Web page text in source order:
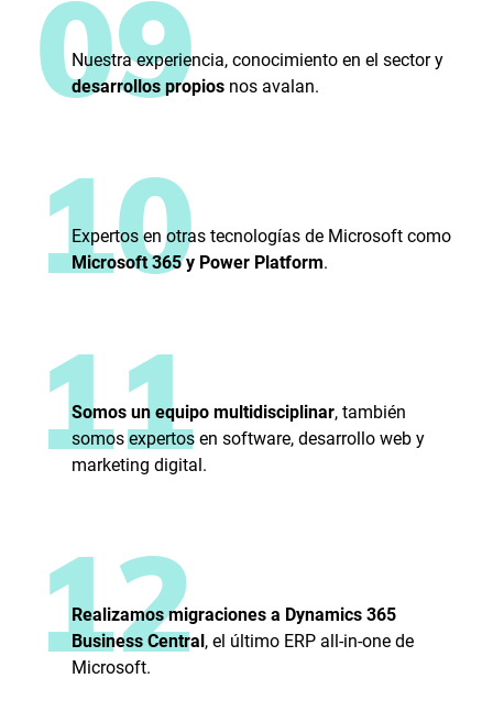
09
Nuestra experiencia, conocimiento en el sector y
desarrollos propiosnos avalan.
10
Expertos en otras tecnologías de Microsoft como
Microsoft 365 y Power Platform.
11
Somos un equipo multidisciplinar, también
somos expertos en software, desarrollo web y
marketing digital.
12
Realizamos migraciones a Dynamics 365
Business Central, el último ERP all-in-one de
Microsoft.